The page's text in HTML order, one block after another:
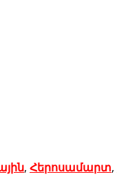
, Հերոսամարտ,